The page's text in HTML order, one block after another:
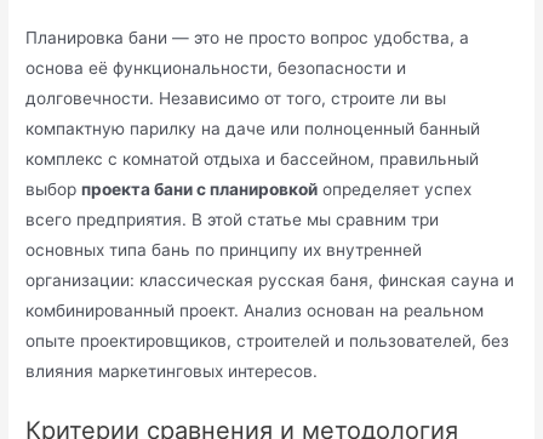
Планировка бани — это не просто вопрос удобства, а
основа её функциональности, безопасности и
долговечности. Независимо от того, строите ли вы
компактную парилку на даче или полноценный банный
комплекс с комнатой отдыха и бассейном, правильный
выборпроекта бани с планировкой определяет успех
всего предприятия. В этой статье мы сравним три
основных типа бань по принципу их внутренней
организации: классическая русская баня, финская сауна и
комбинированный проект. Анализ основан на реальном
опыте проектировщиков, строителей и пользователей, без
влияния маркетинговых интересов.
Критерии сравнения и методология